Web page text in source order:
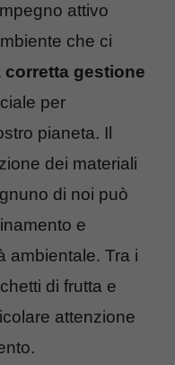
attivo
che ci
corretta gestione
per
pianeta. Il
dei materiali
di noi può
e
ambientale. Tra i
di frutta e
attenzione